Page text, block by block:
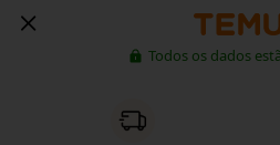
Todos os dados